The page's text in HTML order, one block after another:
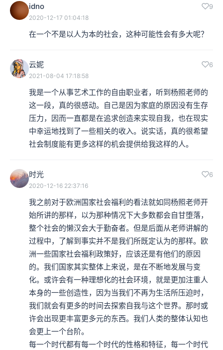
idno 9
2020-12-17 01:04:18
在一个不是以人为本的社会，这种可能性会有多大呢？
云妮 6
2021-08-04 17:18:58
我是一个从事艺术工作的自由职业者，听到杨照老师的
这一段，真的很感动。自己是因为家庭的原因没有生存
压力，因而一直都是在追求创造来实现自我，也在现实
中幸运地找到了一些相关的收入。说实话，真的很希望
社会制度能有更多这样的机会提供给我这样的人。
时光 6
2020-12-16 22:37:16
我之前对于欧洲国家社会福利的看法就如同杨照老师开
始所讲的那样，以为那种情况下大多数都会自甘堕落，
整个社会的懒汉会大于勤奋者。但是后面从老师讲解的
过程中，了解到事实并不是我们所既定认为的那样。欧
洲一些国家社会福利政策好，应该还是有他们的原因
的。我们国家其实整体上来说，是在不断地发展与变
化。或许会有一种理想化的社会环境，就是更加注重人
本身的一些创造性，因为当我们不再为生活所压迫时，
我们就会有更多的时间去探索自我与这个世界。那时或
许会出现更丰富更多元的东西。我们人类的整体认知也
会更上一个台阶。
每一个时代都有每一个时代的性格和特征，每一个时代